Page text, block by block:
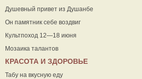
Душевный привет из Душанбе
Он памятник себе воздвиг
Культпоход 12—18 июня
Мозаика талантов
КРАСОТА И ЗДОРОВЬЕ
Табу на вкусную еду